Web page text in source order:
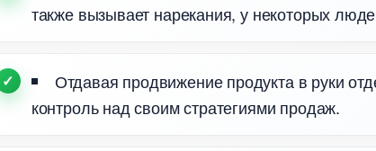
также вызывает нарекания, у некоторых
Отдавая продвижение продукта в руки
контроль над своим стратегиями продаж.